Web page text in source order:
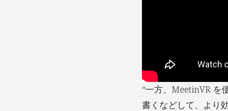
“一方、MeetinVR を
書くなどして、より